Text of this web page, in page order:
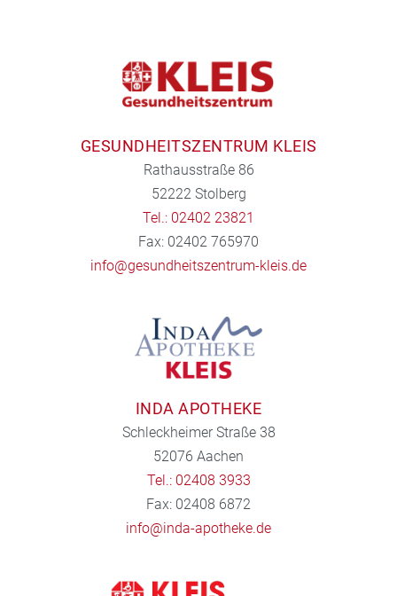
GESUNDHEITSZENTRUM KLEIS
Rathausstraße 86
52222 Stolberg
Tel.: 02402 23821
Fax: 02402 765970
info@gesundheitszentrum-kleis.de
INDA APOTHEKE
Schleckheimer Straße 38
52076 Aachen
Tel.: 02408 3933
Fax: 02408 6872
info@inda-apotheke.de